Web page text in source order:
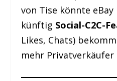
von Tise könnte eBay
künftig Social-C2C-
Likes, Chats)
mehr Privatverkäufer